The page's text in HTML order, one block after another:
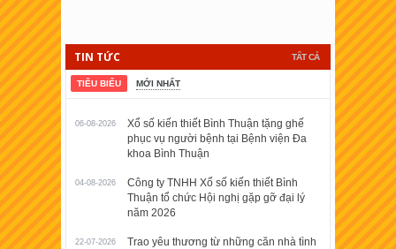
TẤT CẢ
TIN TỨC
TIÊU BIỂU MỚI NHẤT
06-08-2026
Xổ số kiến thiết Bình Thuận tặng ghế
phục vụ người bệnh tại Bệnh viện Đa
khoa Bình Thuận
04-08-2026
Công ty TNHH Xổ số kiến thiết Bình
Thuận tổ chức Hội nghị gặp gỡ đại lý
năm 2026
22-07-2026
Trao yêu thương từ những căn nhà tình